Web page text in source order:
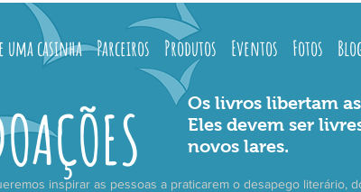
uma casinha Parceiros Produtos Eventos Fotos
Os livros libertam as
Eles devem ser
novos lares.
inspirar as pessoas a praticarem o desapego literário,